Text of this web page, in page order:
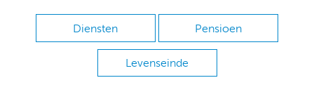
Diensten Pensioen
Levenseinde